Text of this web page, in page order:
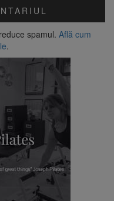
spamul. Află cum
.